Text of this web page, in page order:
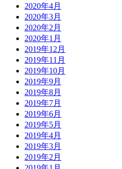
2020年4月
2020年3月
2020年2月
2020年1月
2019年12月
2019年11月
2019年10月
2019年9月
2019年8月
2019年7月
2019年6月
2019年5月
2019年4月
2019年3月
2019年2月